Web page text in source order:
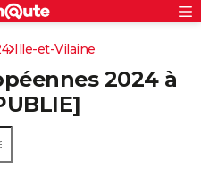
Ille-et-Vilaine
2024 à